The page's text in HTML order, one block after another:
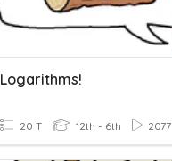
Logarithms!
20 T 12th - 6th 2077